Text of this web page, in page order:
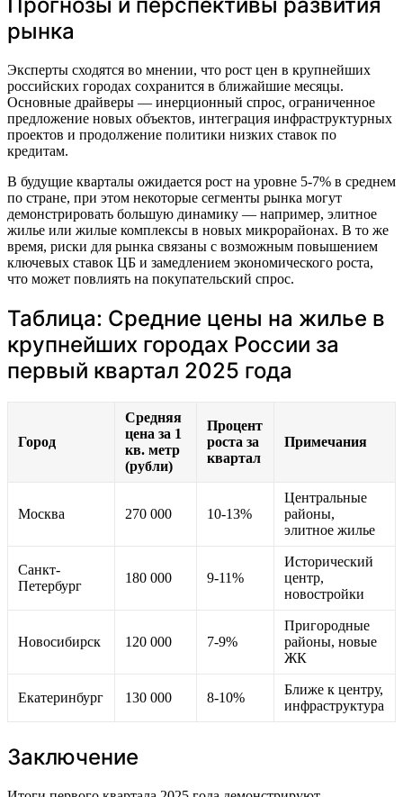
рынка
Эксперты сходятся во мнении, что рост цен в крупнейших
российских городах сохранится в ближайшие месяцы.
Основные драйверы — инерционный спрос, ограниченное
предложение новых объектов, интеграция инфраструктурных
проектов и продолжение политики низких ставок по
кредитам.
В будущие кварталы ожидается рост на уровне 5-7% в среднем
по стране, при этом некоторые сегменты рынка могут
демонстрировать большую динамику — например, элитное
жилье или жилые комплексы в новых микрорайонах. В то же
время, риски для рынка связаны с возможным повышением
ключевых ставок ЦБ и замедлением экономического роста,
что может повлиять на покупательский спрос.
Таблица: Средние цены на жилье в
крупнейших городах России за
первый квартал 2025 года
Город
Средняя
цена за 1
кв. метр
(рубли)
Процент
роста за
квартал
Примечания
Москва 270 000 10-13%
Центральные
районы,
элитное жилье
Санкт-
Петербург
180 000 9-11%
Исторический
центр,
новостройки
Новосибирск 120 000 7-9%
Пригородные
районы, новые
ЖК
Екатеринбург 130 000 8-10%
Ближе к центру,
инфраструктура
Заключение